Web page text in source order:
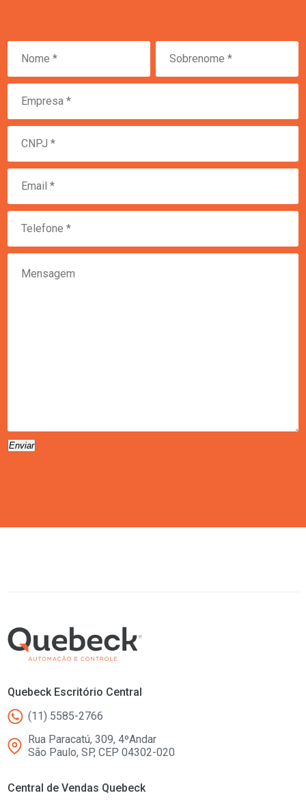
Enviar
Quebeck Escritório Central
(11) 5585-2766
Rua Paracatú, 309, 4ºAndar
São Paulo, SP, CEP 04302-020
Central de Vendas Quebeck